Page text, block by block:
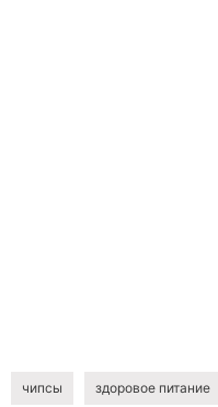
чипсы здоровое питание